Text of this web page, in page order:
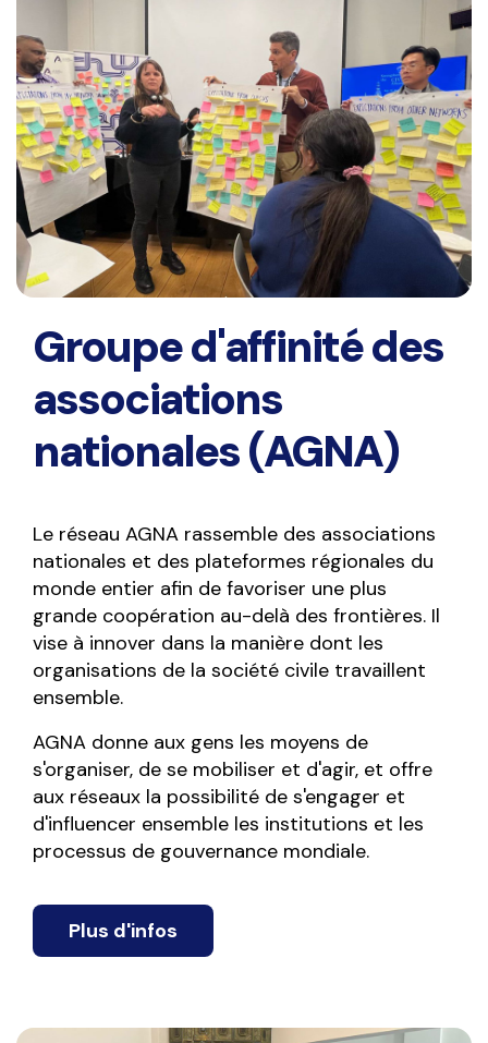
Groupe d'affinité des
associations
nationales (AGNA)
Le réseau AGNA rassemble des associations
nationales et des plateformes régionales du
monde entier afin de favoriser une plus
grande coopération au-delà des frontières. Il
vise à innover dans la manière dont les
organisations de la société civile travaillent
ensemble.
AGNA donne aux gens les moyens de
s'organiser, de se mobiliser et d'agir, et offre
aux réseaux la possibilité de s'engager et
d'influencer ensemble les institutions et les
processus de gouvernance mondiale.
Plus d'infos